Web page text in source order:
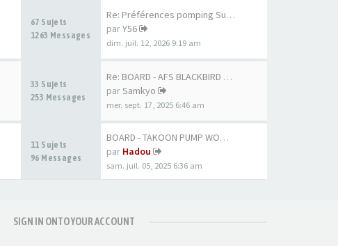
67 Sujets
1263 Messages
Re: Préférences pomping Surf …
parY56
dim. juil. 12, 2026 9:19 am
33 Sujets
253 Messages
Re: BOARD - AFS BLACKBIRD 7'6…
parSamkyo
mer. sept. 17, 2025 6:46 am
11 Sujets
96 Messages
BOARD - TAKOON PUMP WOOD 80CM
par Hadou
sam. juil. 05, 2025 6:36 am
SIGN IN ONTO YOUR ACCOUNT